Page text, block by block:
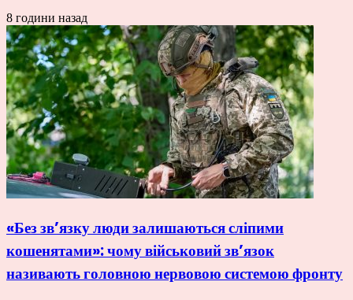
8 години назад
«Без зв’язку люди залишаються сліпими
кошенятами»: чому військовий зв’язок
називають головною нервовою системою фронту